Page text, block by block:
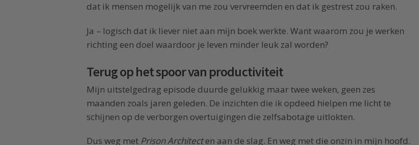
dat ik mensen mogelijk van me zou vervreemden en dat ik gestrest zou raken.
Ja – logisch dat ik liever niet aan mijn boek werkte. Want waarom zou je werken
richting een doel waardoor je leven minder leuk zal worden?
Terug op het spoor van productiviteit
Mijn uitstelgedrag episode duurde gelukkig maar twee weken, geen zes
maanden zoals jaren geleden. De inzichten die ik opdeed hielpen me licht te
schijnen op de verborgen overtuigingen die zelfsabotage uitlokten.
Dus weg met Prison Architecten aan de slag. En weg met die onzin in mijn hoofd.